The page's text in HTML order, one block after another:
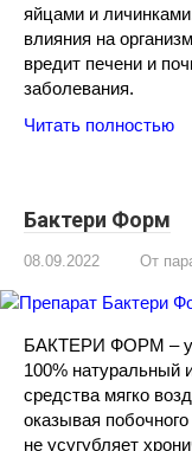
яйцами и
влияния на
вредит печени и
заболевания.
Читать полностью
Бактери Форм
08.09.2022 От
БАКТЕРИ ФОРМ –
100% натуральный
средства мягко
оказывая
не усугубляет